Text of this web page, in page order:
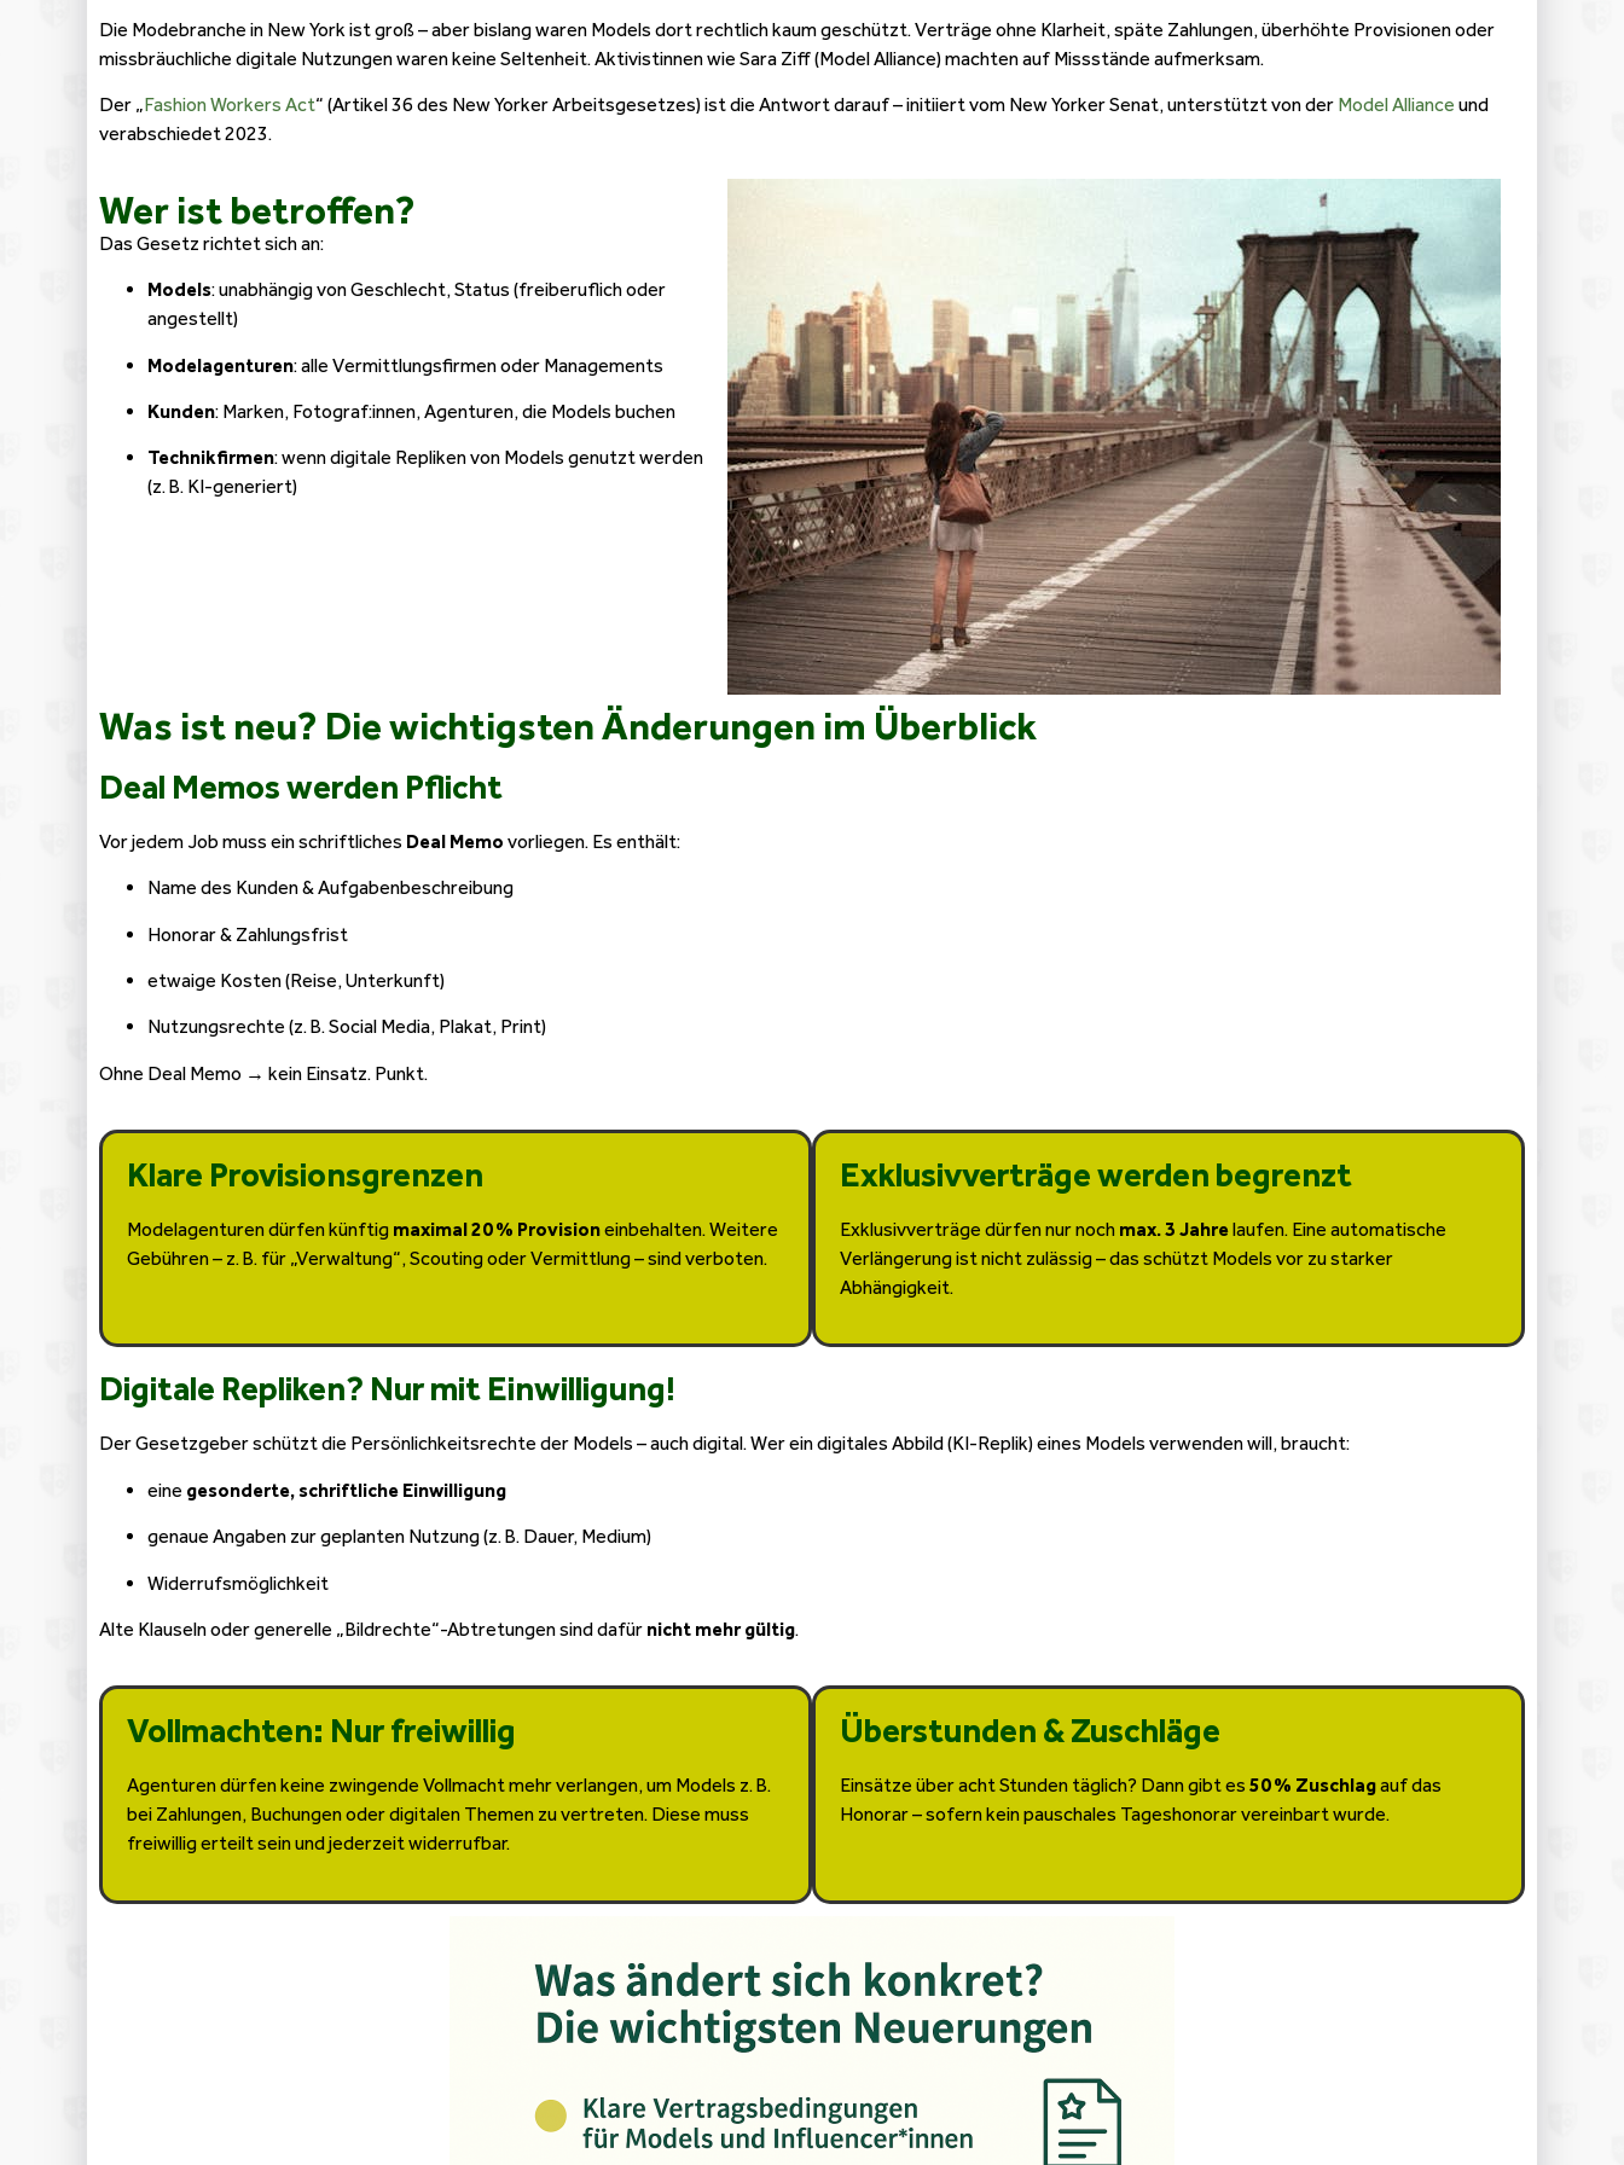
Die Modebranche in New York ist groß – aber bislang waren Models dort rechtlich kaum geschützt. Verträge ohne Klarheit, späte Zahlungen, überhöhte Provisionen oder
missbräuchliche digitale Nutzungen waren keine Seltenheit. Aktivistinnen wie Sara Ziff (Model Alliance) machten auf Missstände aufmerksam.
Der „Fashion Workers Act“ (Artikel 36 des New Yorker Arbeitsgesetzes) ist die Antwort darauf – initiiert vom New Yorker Senat, unterstützt von der Model Alliance und
verabschiedet 2023.
Wer ist betroffen?
Das Gesetz richtet sich an:
Models: unabhängig von Geschlecht, Status (freiberuflich oder
angestellt)
Modelagenturen: alle Vermittlungsfirmen oder Managements
Kunden: Marken, Fotograf:innen, Agenturen, die Models buchen
Technikfirmen: wenn digitale Repliken von Models genutzt werden
(z. B. KI-generiert)
Was ist neu? Die wichtigsten Änderungen im Überblick
Deal Memos werden Pflicht
Vor jedem Job muss ein schriftliches Deal Memo vorliegen. Es enthält:
Name des Kunden & Aufgabenbeschreibung
Honorar & Zahlungsfrist
etwaige Kosten (Reise, Unterkunft)
Nutzungsrechte (z. B. Social Media, Plakat, Print)
Ohne Deal Memo → kein Einsatz. Punkt.
Klare Provisionsgrenzen
Modelagenturen dürfen künftig maximal 20 % Provisioneinbehalten. Weitere
Gebühren – z. B. für „Verwaltung“, Scouting oder Vermittlung – sind verboten.
Exklusivverträge werden begrenzt
Exklusivverträge dürfen nur noch max. 3 Jahrelaufen. Eine automatische
Verlängerung ist nicht zulässig – das schützt Models vor zu starker
Abhängigkeit.
Digitale Repliken? Nur mit Einwilligung!
Der Gesetzgeber schützt die Persönlichkeitsrechte der Models – auch digital. Wer ein digitales Abbild (KI-Replik) eines Models verwenden will, braucht:
eine gesonderte, schriftliche Einwilligung
genaue Angaben zur geplanten Nutzung (z. B. Dauer, Medium)
Widerrufsmöglichkeit
Alte Klauseln oder generelle „Bildrechte“-Abtretungen sind dafür nicht mehr gültig.
Vollmachten: Nur freiwillig
Agenturen dürfen keine zwingende Vollmacht mehr verlangen, um Models z. B.
bei Zahlungen, Buchungen oder digitalen Themen zu vertreten. Diese muss
freiwillig erteilt sein und jederzeit widerrufbar.
Überstunden & Zuschläge
Einsätze über acht Stunden täglich? Dann gibt es 50 % Zuschlagauf das
Honorar – sofern kein pauschales Tageshonorar vereinbart wurde.